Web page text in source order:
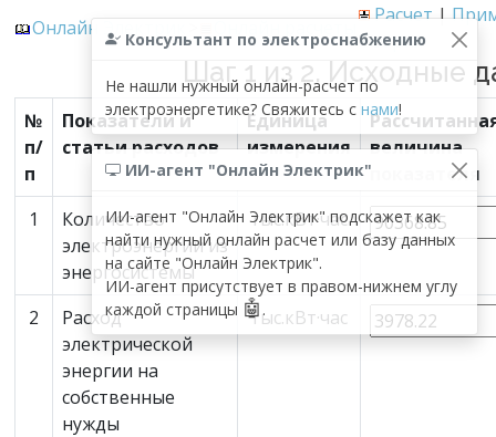
Консультант по электроснабжению
Не нашли нужный онлайн-расчет по
электроэнергетике? Свяжитесь с нами!
ИИ-агент "Онлайн Электрик"
ИИ-агент "Онлайн Электрик" подскажет как
найти нужный онлайн расчет или базу данных
на сайте "Онлайн Электрик".
ИИ-агент присутствует в правом-нижнем углу
каждой страницы 🤖 .
Онлайн Электрик
Расчет|
Теория
Шаг 1 из 2. Исходные
№
п/
п
Показатели и
статьи расходов
Единица
измерения
величина
показателя
1
Количество
электроэнергии из
энергосистемы
тыс.кВт·час
2
Расход
электрической
энергии на
собственные
нужды
тыс.кВт·час